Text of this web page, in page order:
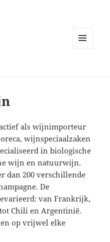
als wijnimporteur
wijnspeciaalzaken
in biologische
wijn en natuurwijn.
dan 200 verschillende
De
van Frankrijk,
Chili en Argentinië.
op vrijwel elke